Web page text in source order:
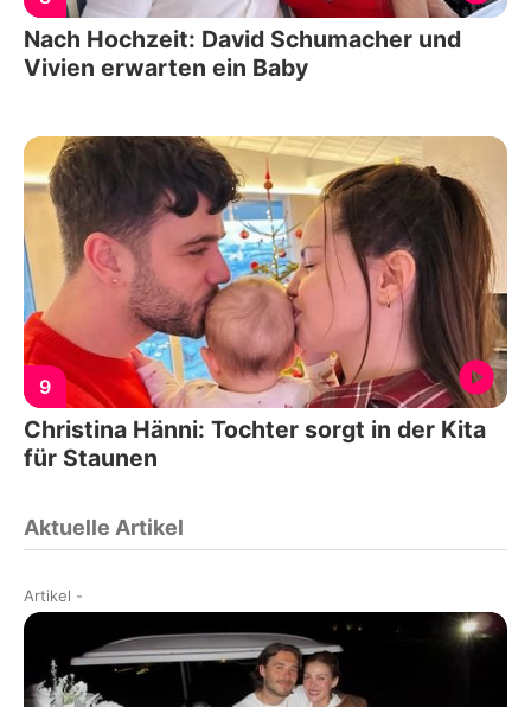
Nach Hochzeit: David Schumacher und
Vivien erwarten ein Baby
9
Christina Hänni: Tochter sorgt in der Kita
für Staunen
Aktuelle Artikel
Artikel -